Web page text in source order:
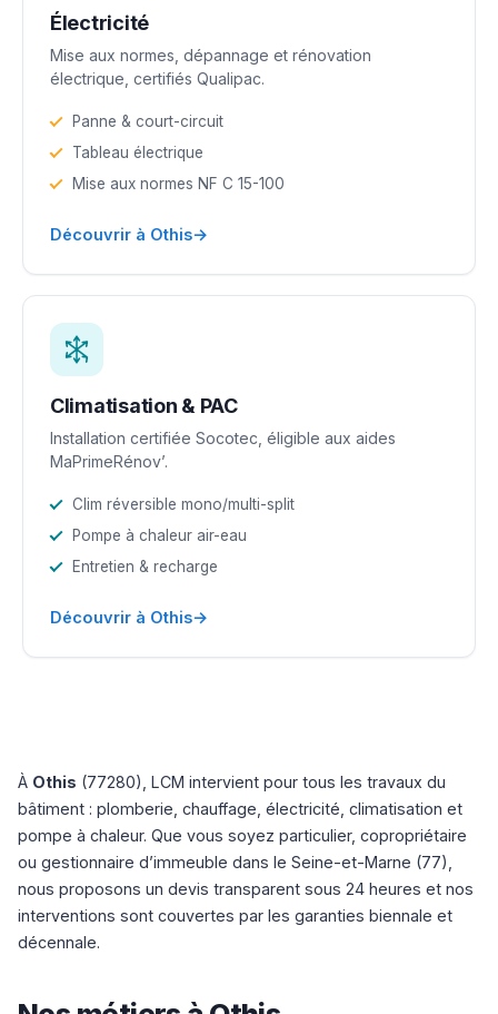
Électricité
Mise aux normes, dépannage et rénovation
électrique, certifiés Qualipac.
Panne & court-circuit
Tableau électrique
Mise aux normes NF C 15-100
Découvrir à Othis→
Climatisation & PAC
Installation certifiée Socotec, éligible aux aides
MaPrimeRénov’.
Clim réversible mono/multi-split
Pompe à chaleur air-eau
Entretien & recharge
Découvrir à Othis→
À Othis (77280), LCM intervient pour tous les travaux du
bâtiment : plomberie, chauffage, électricité, climatisation et
pompe à chaleur. Que vous soyez particulier, copropriétaire
ou gestionnaire d’immeuble dans le Seine-et-Marne (77),
nous proposons un devis transparent sous 24 heures et nos
interventions sont couvertes par les garanties biennale et
décennale.